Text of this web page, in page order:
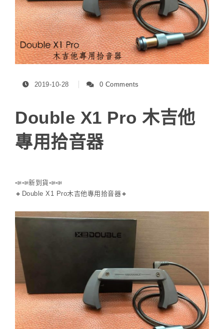
2019-10-28 0 Comments
Double X1 Pro 木吉他
專用拾音器
📣📣新到貨📣📣
🔸 Double X1 Pro木吉他專用拾音器🔸